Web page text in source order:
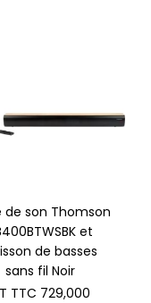
de son Thomson
et
de basses
sans fil Noir
TTC 729,000